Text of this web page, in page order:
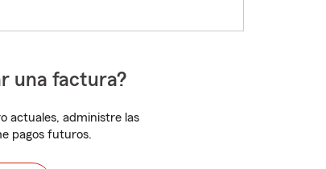
una factura?
actuales, administre las
pagos futuros.